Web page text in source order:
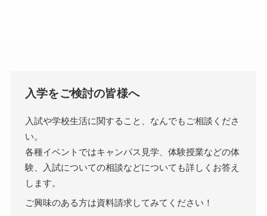
入学をご検討の皆様へ
入試や学校生活に関すること、なんでもご相談くださ
い。
各種イベントではキャンパス見学、体験授業などの体
験、入試についての相談などについても詳しくお答え
します。
ご興味のある方は資料請求してみてください！